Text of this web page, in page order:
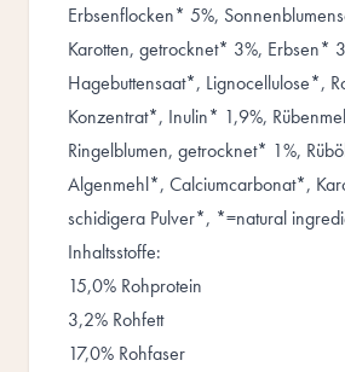
Erbsenflocken* 5%,
Karotten, getrocknet* 3%, Erbsen*
Hagebuttensaat*, Lignocellulose*,
Konzentrat*, Inulin* 1,9%,
Ringelblumen, getrocknet* 1%,
Algenmehl*, Calciumcarbonat*,
schidigera Pulver*, *=natural
Inhaltsstoffe:
15,0% Rohprotein
3,2% Rohfett
17,0% Rohfaser